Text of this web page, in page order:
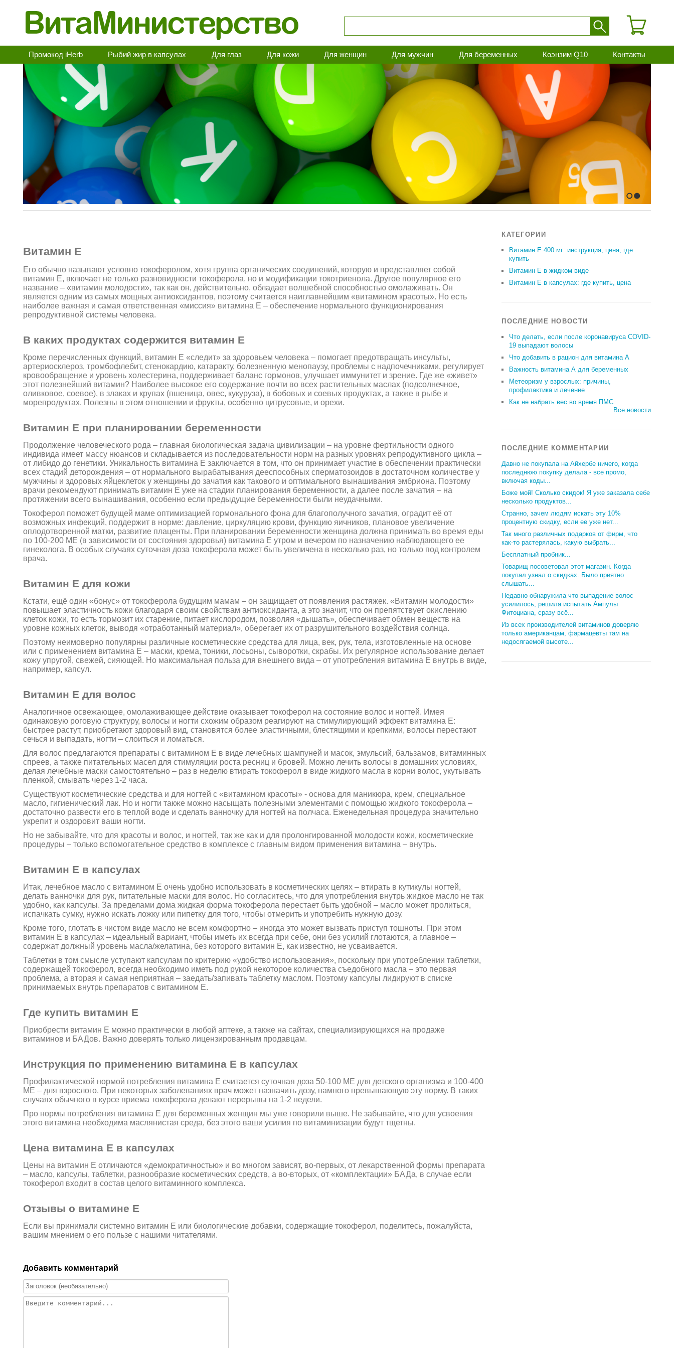
Промокод iHerb Рыбий жир в капсулах Для глаз Для кожи Для женщин Для мужчин Для беременных Коэнзим Q10 Контакты
1 2
Витамин Е
Его обычно называют условно токоферолом, хотя группа органических соединений, которую и представляет собой
витамин Е, включает не только разновидности токоферола, но и модификации токотриенола. Другое популярное его
название – «витамин молодости», так как он, действительно, обладает волшебной способностью омолаживать. Он
является одним из самых мощных антиоксидантов, поэтому считается наиглавнейшим «витамином красоты». Но есть
наиболее важная и самая ответственная «миссия» витамина Е – обеспечение нормального функционирования
репродуктивной системы человека.
В каких продуктах содержится витамин Е
Кроме перечисленных функций, витамин Е «следит» за здоровьем человека – помогает предотвращать инсульты,
артериосклероз, тромбофлебит, стенокардию, катаракту, болезненную менопаузу, проблемы с надпочечниками, регулирует
кровообращение и уровень холестерина, поддерживает баланс гормонов, улучшает иммунитет и зрение. Где же «живет»
этот полезнейший витамин? Наиболее высокое его содержание почти во всех растительных маслах (подсолнечное,
оливковое, соевое), в злаках и крупах (пшеница, овес, кукуруза), в бобовых и соевых продуктах, а также в рыбе и
морепродуктах. Полезны в этом отношении и фрукты, особенно цитрусовые, и орехи.
Витамин Е при планировании беременности
Продолжение человеческого рода – главная биологическая задача цивилизации – на уровне фертильности одного
индивида имеет массу нюансов и складывается из последовательности норм на разных уровнях репродуктивного цикла –
от либидо до генетики. Уникальность витамина Е заключается в том, что он принимает участие в обеспечении практически
всех стадий деторождения – от нормального вырабатывания дееспособных сперматозоидов в достаточном количестве у
мужчины и здоровых яйцеклеток у женщины до зачатия как такового и оптимального вынашивания эмбриона. Поэтому
врачи рекомендуют принимать витамин Е уже на стадии планирования беременности, а далее после зачатия – на
протяжении всего вынашивания, особенно если предыдущие беременности были неудачными.
Токоферол поможет будущей маме оптимизацией гормонального фона для благополучного зачатия, оградит её от
возможных инфекций, поддержит в норме: давление, циркуляцию крови, функцию яичников, плановое увеличение
оплодотворенной матки, развитие плаценты. При планировании беременности женщина должна принимать во время еды
по 100-200 МЕ (в зависимости от состояния здоровья) витамина Е утром и вечером по назначению наблюдающего ее
гинеколога. В особых случаях суточная доза токоферола может быть увеличена в несколько раз, но только под контролем
врача.
Витамин Е для кожи
Кстати, ещё один «бонус» от токоферола будущим мамам – он защищает от появления растяжек. «Витамин молодости»
повышает эластичность кожи благодаря своим свойствам антиоксиданта, а это значит, что он препятствует окислению
клеток кожи, то есть тормозит их старение, питает кислородом, позволяя «дышать», обеспечивает обмен веществ на
уровне кожных клеток, выводя «отработанный материал», оберегает их от разрушительного воздействия солнца.
Поэтому неимоверно популярны различные косметические средства для лица, век, рук, тела, изготовленные на основе
или с применением витамина Е – маски, крема, тоники, лосьоны, сыворотки, скрабы. Их регулярное использование делает
кожу упругой, свежей, сияющей. Но максимальная польза для внешнего вида – от употребления витамина Е внутрь в виде,
например, капсул.
Витамин Е для волос
Аналогичное освежающее, омолаживающее действие оказывает токоферол на состояние волос и ногтей. Имея
одинаковую роговую структуру, волосы и ногти схожим образом реагируют на стимулирующий эффект витамина Е:
быстрее растут, приобретают здоровый вид, становятся более эластичными, блестящими и крепкими, волосы перестают
сечься и выпадать, ногти – слоиться и ломаться.
Для волос предлагаются препараты с витамином Е в виде лечебных шампуней и масок, эмульсий, бальзамов, витаминных
спреев, а также питательных масел для стимуляции роста ресниц и бровей. Можно лечить волосы в домашних условиях,
делая лечебные маски самостоятельно – раз в неделю втирать токоферол в виде жидкого масла в корни волос, укутывать
пленкой, смывать через 1-2 часа.
Существуют косметические средства и для ногтей с «витамином красоты» - основа для маникюра, крем, специальное
масло, гигиенический лак. Но и ногти также можно насыщать полезными элементами с помощью жидкого токоферола –
достаточно развести его в теплой воде и сделать ванночку для ногтей на полчаса. Еженедельная процедура значительно
укрепит и оздоровит ваши ногти.
Но не забывайте, что для красоты и волос, и ногтей, так же как и для пролонгированной молодости кожи, косметические
процедуры – только вспомогательное средство в комплексе с главным видом применения витамина – внутрь.
Витамин Е в капсулах
Итак, лечебное масло с витамином Е очень удобно использовать в косметических целях – втирать в кутикулы ногтей,
делать ванночки для рук, питательные маски для волос. Но согласитесь, что для употребления внутрь жидкое масло не так
удобно, как капсулы. За пределами дома жидкая форма токоферола перестает быть удобной – масло может пролиться,
испачкать сумку, нужно искать ложку или пипетку для того, чтобы отмерить и употребить нужную дозу.
Кроме того, глотать в чистом виде масло не всем комфортно – иногда это может вызвать приступ тошноты. При этом
витамин Е в капсулах – идеальный вариант, чтобы иметь их всегда при себе, они без усилий глотаются, а главное –
содержат должный уровень масла/желатина, без которого витамин Е, как известно, не усваивается.
Таблетки в том смысле уступают капсулам по критерию «удобство использования», поскольку при употреблении таблетки,
содержащей токоферол, всегда необходимо иметь под рукой некоторое количества съедобного масла – это первая
проблема, а вторая и самая неприятная – заедать/запивать таблетку маслом. Поэтому капсулы лидируют в списке
принимаемых внутрь препаратов с витамином Е.
Где купить витамин Е
Приобрести витамин Е можно практически в любой аптеке, а также на сайтах, специализирующихся на продаже
витаминов и БАДов. Важно доверять только лицензированным продавцам.
Инструкция по применению витамина Е в капсулах
Профилактической нормой потребления витамина Е считается суточная доза 50-100 МЕ для детского организма и 100-400
МЕ – для взрослого. При некоторых заболеваниях врач может назначить дозу, намного превышающую эту норму. В таких
случаях обычного в курсе приема токоферола делают перерывы на 1-2 недели.
Про нормы потребления витамина Е для беременных женщин мы уже говорили выше. Не забывайте, что для усвоения
этого витамина необходима маслянистая среда, без этого ваши усилия по витаминизации будут тщетны.
Цена витамина Е в капсулах
Цены на витамин Е отличаются «демократичностью» и во многом зависят, во-первых, от лекарственной формы препарата
– масло, капсулы, таблетки, разнообразие косметических средств, а во-вторых, от «комплектации» БАДа, в случае если
токоферол входит в состав целого витаминного комплекса.
Отзывы о витамине Е
Если вы принимали системно витамин Е или биологические добавки, содержащие токоферол, поделитесь, пожалуйста,
вашим мнением о его пользе с нашими читателями.
Добавить комментарий
КАТЕГОРИИ
Витамин Е 400 мг: инструкция, цена, где
купить
Витамин Е в жидком виде
Витамин Е в капсулах: где купить, цена
ПОСЛЕДНИЕ НОВОСТИ
Что делать, если после коронавируса COVID-
19 выпадают волосы
Что добавить в рацион для витамина А
Важность витамина А для беременных
Метеоризм у взрослых: причины,
профилактика и лечение
Как не набрать вес во время ПМС
Все новости
ПОСЛЕДНИЕ КОММЕНТАРИИ
Давно не покупала на Айхербе ничего, когда
последнюю покупку делала - все промо,
включая коды...
Боже мой! Сколько скидок! Я уже заказала себе
несколько продуктов...
Странно, зачем людям искать эту 10%
процентную скидку, если ее уже нет...
Так много различных подарков от фирм, что
как-то растерялась, какую выбрать...
Бесплатный пробник...
Товарищ посоветовал этот магазин. Когда
покупал узнал о скидках. Было приятно
слышать...
Недавно обнаружила что выпадение волос
усилилось, решила испытать Ампулы
Фитоциана, сразу всё...
Из всех производителей витаминов доверяю
только американцам, фармацевты там на
недосягаемой высоте...